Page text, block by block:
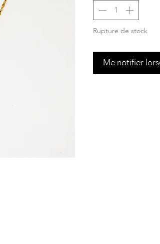
Rupture de stock
Me notifier